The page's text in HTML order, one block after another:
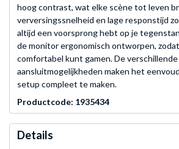
hoog contrast, wat elke scène tot leven
verversingssnelheid en lage responstijd
altijd een voorsprong hebt op je
de monitor ergonomisch ontworpen,
comfortabel kunt gamen. De verschillende
aansluitmogelijkheden maken het
setup compleet te maken.
Productcode: 1935434
Details